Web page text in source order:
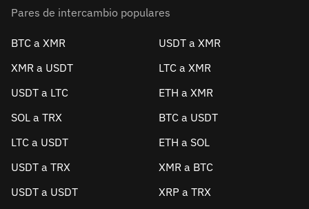
Pares de intercambio populares
BTC a XMR
USDT a XMR
XMR a USDT
LTC a XMR
USDT a LTC
ETH a XMR
SOL a TRX
BTC a USDT
LTC a USDT
ETH a SOL
USDT a TRX
XMR a BTC
USDT a USDT
XRP a TRX